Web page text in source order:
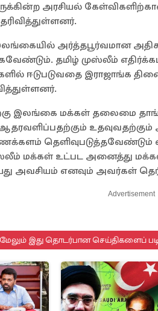
அரசியல்
அர்த்தபூர்வமான
தமிழ் முஸ்லீம்
ஈடுபடுவதை இராஜாங்க
இலங்கை மக்கள் தலைமை
ஆதரவளிப்பதற்கும்
தெளிவுபடுத்தவேண்டும்
மக்கள் உட்பட அனைத்து
அவசியம் எனவும் அவர்கள்
Advertisement
மேலும் இது தொடர்பான செய்திகளைப்